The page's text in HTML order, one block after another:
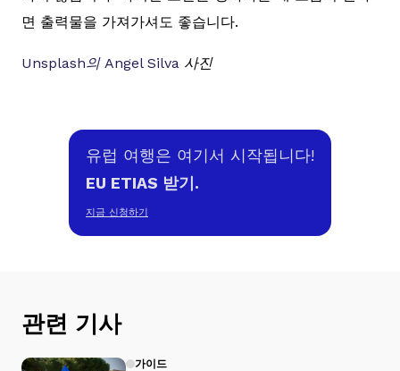
면 출력물을 가져가셔도 좋습니다.
Unsplash의 Angel Silva 사진
유럽 여행은 여기서 시작됩니다!
EU ETIAS 받기.
지금 신청하기
관련 기사
가이드